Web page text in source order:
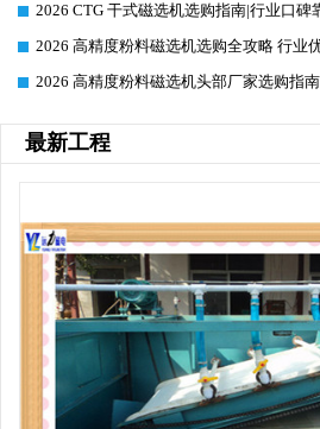
2026 CTG 干式磁选机选购指南|行业口
2026 高精度粉料磁选机选购全攻略 行业
2026 高精度粉料磁选机头部厂家选购指
最新工程